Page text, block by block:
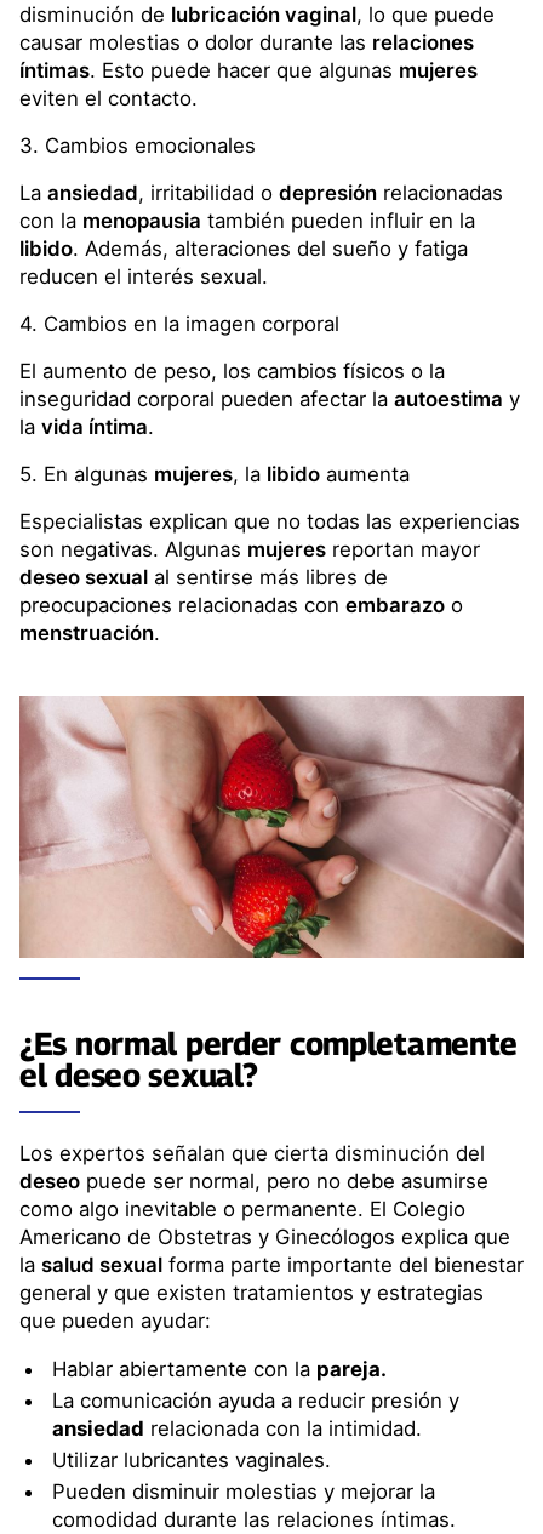
disminución de lubricación vaginal, lo que puede
causar molestias o dolor durante las relaciones
íntimas. Esto puede hacer que algunas mujeres
eviten el contacto.
3. Cambios emocionales
La ansiedad, irritabilidad o depresión relacionadas
con la menopausia también pueden influir en la
libido. Además, alteraciones del sueño y fatiga
reducen el interés sexual.
4. Cambios en la imagen corporal
El aumento de peso, los cambios físicos o la
inseguridad corporal pueden afectar la autoestima y
la vida íntima.
5. En algunas mujeres, la libido aumenta
Especialistas explican que no todas las experiencias
son negativas. Algunas mujeres reportan mayor
deseo sexual al sentirse más libres de
preocupaciones relacionadas con embarazo o
menstruación.
¿Es normal perder completamente
eldeseo sexual?
Los expertos señalan que cierta disminución del
deseo puede ser normal, pero no debe asumirse
como algo inevitable o permanente. El Colegio
Americano de Obstetras y Ginecólogos explica que
la salud sexual forma parte importante del bienestar
general y que existen tratamientos y estrategias
que pueden ayudar:
Hablar abiertamente con la pareja.
La comunicación ayuda a reducir presión y
ansiedad relacionada con la intimidad.
Utilizar lubricantes vaginales.
Pueden disminuir molestias y mejorar la
comodidad durante las relaciones íntimas.